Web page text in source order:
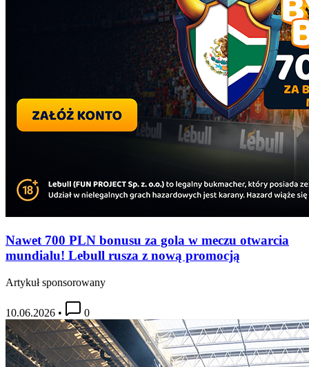
Nawet 700 PLN bonusu za gola w meczu otwarcia
mundialu! Lebull rusza z nową promocją
Artykuł sponsorowany
10.06.2026 • 0